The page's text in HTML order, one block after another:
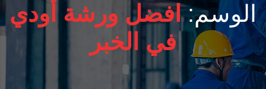
الوسم:افضل ورشة أودي
في الخبر